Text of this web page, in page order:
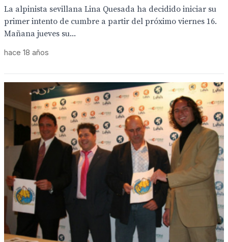
La alpinista sevillana Lina Quesada ha decidido iniciar su
primer intento de cumbre a partir del próximo viernes 16.
Mañana jueves su...
hace 18 años